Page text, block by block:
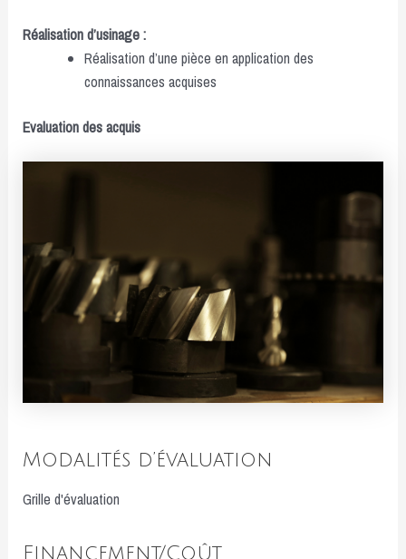
Réalisation d’usinage :
Réalisation d’une pièce en application des
connaissances acquises
Evaluation des acquis
Modalités d’évaluation
Grille d'évaluation
Financement/Coût